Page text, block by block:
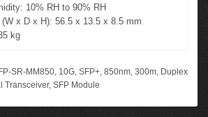
10% RH to 90% RH
(W x D x H): 56.5 x 13.5 x 8.5 mm
kg
SR-MM850, 10G, SFP+, 850nm, 300m, Duplex
Transceiver, SFP Module